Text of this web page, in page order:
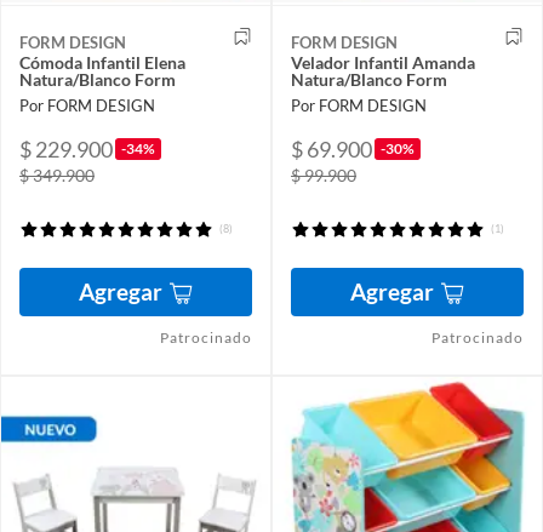
FORM DESIGN
Cómoda Infantil Elena
Natura/Blanco Form
Por FORM DESIGN
$ 229.900 -34%
$ 349.900
(8)
Agregar
Patrocinado
FORM DESIGN
Velador Infantil Amanda
Natura/Blanco Form
Por FORM DESIGN
$ 69.900 -30%
$ 99.900
(1)
Agregar
Patrocinado